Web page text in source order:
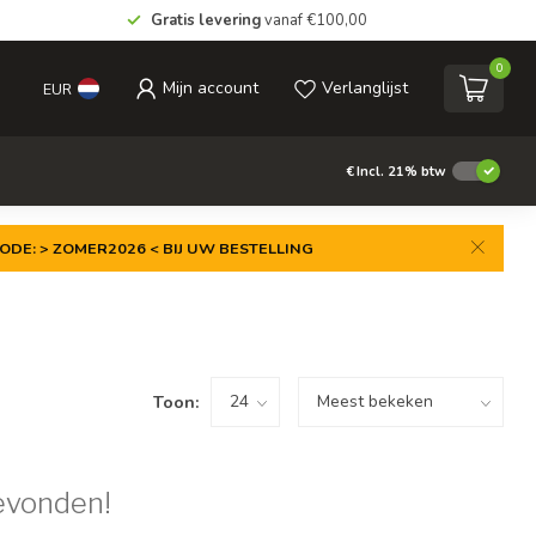
Gratis leveringvanaf €100,00
EUR Mijn account Verlanglijst
0
€Incl. 21% btw
> ZOMER2026 < BIJ UW BESTELLING
Toon: